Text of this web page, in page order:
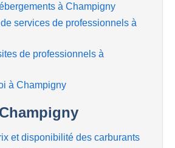
à Champigny
services de professionnels à
de professionnels à
à Champigny
et disponibilité des carburants